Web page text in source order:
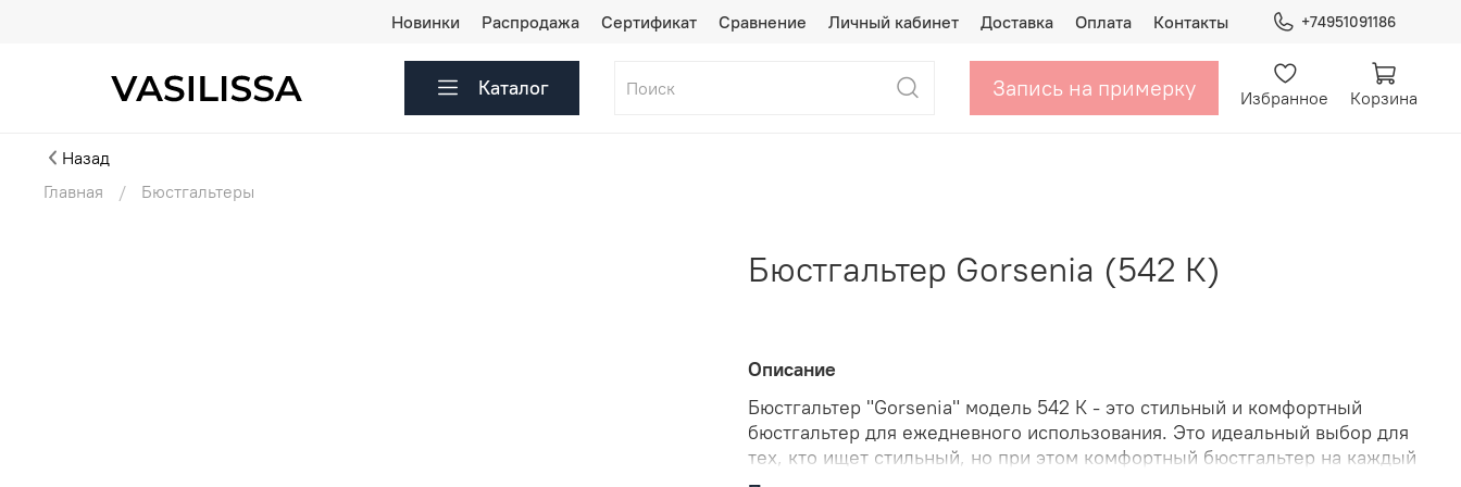
Новинки Распродажа Сертификат Сравнение Личный кабинет Доставка Оплата Контакты +74951091186
Каталог Запись на примерку Избранное Корзина
Назад
Главная
Бюстгальтеры
Бюстгальтер Gorsenia (542 К)
Описание
Бюстгальтер "Gorsenia" модель 542 К - это стильный и комфортный
бюстгальтер для ежедневного использования. Это идеальный выбор для
тех, кто ищет стильный, но при этом комфортный бюстгальтер на каждый
день.